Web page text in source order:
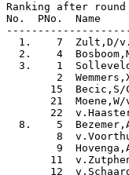
Ranking after
No.  PNo.
1.    7  Zult,D/
2.    4
3.    1
2
15
21
22
8.    5
8
9
11
12